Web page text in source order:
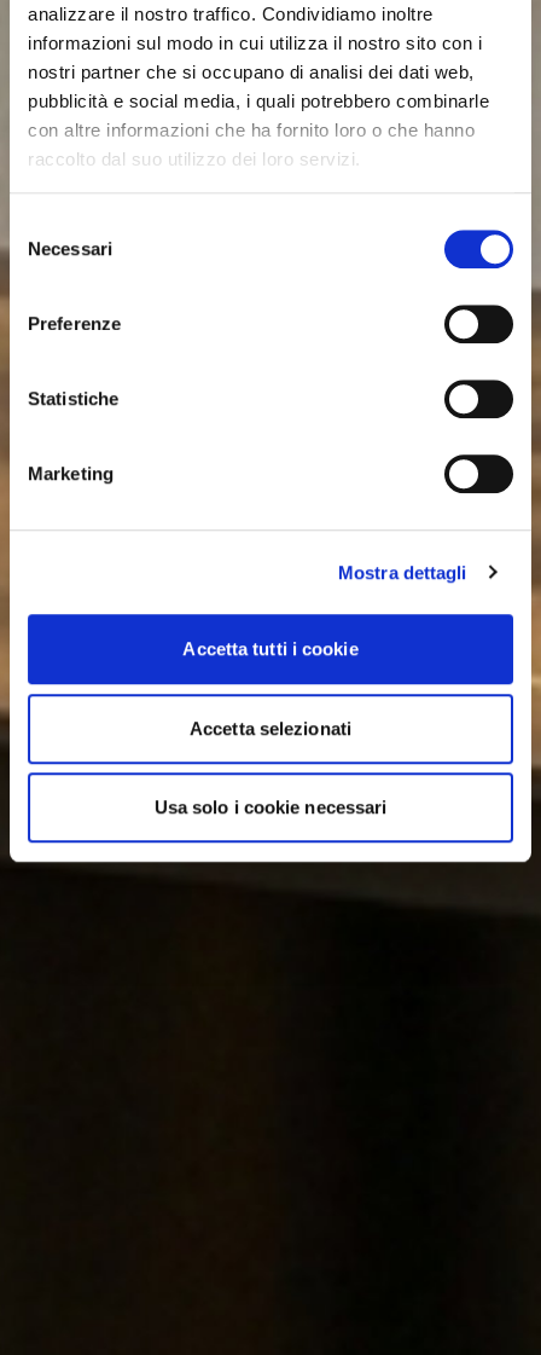
analizzare il nostro traffico. Condividiamo inoltre
informazioni sul modo in cui utilizza il nostro sito con i
nostri partner che si occupano di analisi dei dati web,
pubblicità e social media, i quali potrebbero combinarle
con altre informazioni che ha fornito loro o che hanno
raccolto dal suo utilizzo dei loro servizi.
delNecessari
Preferenze
Statistiche
Marketing
Mostra dettagli
Accetta tutti i cookie
Accetta selezionati
Usa solo i cookie necessari